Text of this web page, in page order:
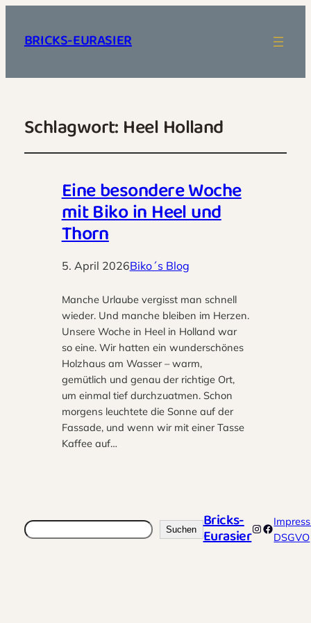
BRICKS-EURASIER
Schlagwort:Heel Holland
Eine besondere Woche
mit Biko in Heel und
Thorn
5. April 2026Biko´s Blog
Manche Urlaube vergisst man schnell
wieder. Und manche bleiben im Herzen.
Unsere Woche in Heel in Holland war
so eine. Wir hatten ein wunderschönes
Holzhaus am Wasser – warm,
gemütlich und genau der richtige Ort,
um einmal tief durchzuatmen. Schon
morgens leuchtete die Sonne auf der
Fassade, und wenn wir mit einer Tasse
Kaffee auf…
Suchen Suchen Bricks-
EurasierInstagram
DSGVO